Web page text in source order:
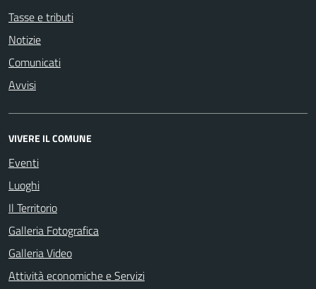
Tasse e tributi
Notizie
Comunicati
Avvisi
VIVERE IL COMUNE
Eventi
Luoghi
Il Territorio
Galleria Fotografica
Galleria Video
Attività economiche e Servizi